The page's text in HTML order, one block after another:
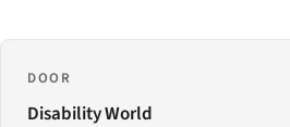
DOOR
Disability World